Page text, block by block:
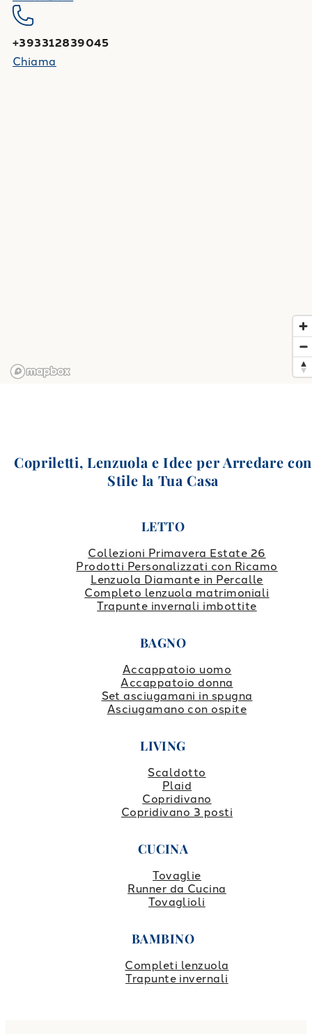
+393312839045
Chiama
Copriletti, Lenzuola e Idee per Arredare con
Stile la Tua Casa
LETTO
Collezioni Primavera Estate 26
Prodotti Personalizzati con Ricamo
Lenzuola Diamante in Percalle
Completo lenzuola matrimoniali
Trapunte invernali imbottite
BAGNO
Accappatoio uomo
Accappatoio donna
Set asciugamani in spugna
Asciugamano con ospite
LIVING
Scaldotto
Plaid
Copridivano
Copridivano 3 posti
CUCINA
Tovaglie
Runner da Cucina
Tovaglioli
BAMBINO
Completi lenzuola
Trapunte invernali